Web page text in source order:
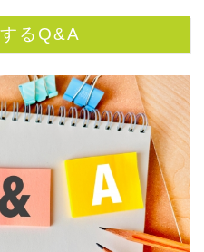
るQ&A